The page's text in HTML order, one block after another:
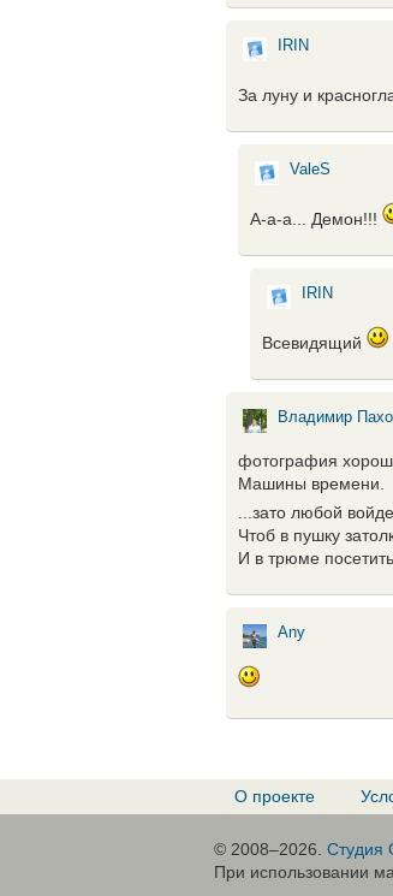
IRIN
За луну и
ValeS
А-а-а... Демон!!!
IRIN
Всевидящий
Владимир
фотография
Машины времени.
...зато любой
Чтоб в пушку
И в трюме
Any
О проекте
© 2008–2026. Студия
При использовании